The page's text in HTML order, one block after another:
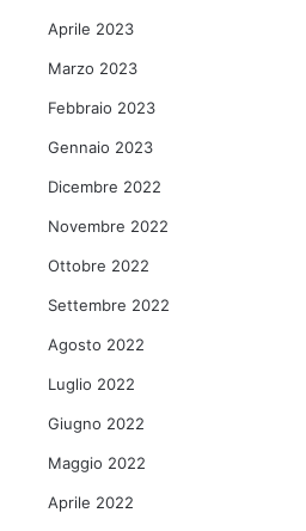
Aprile 2023
Marzo 2023
Febbraio 2023
Gennaio 2023
Dicembre 2022
Novembre 2022
Ottobre 2022
Settembre 2022
Agosto 2022
Luglio 2022
Giugno 2022
Maggio 2022
Aprile 2022